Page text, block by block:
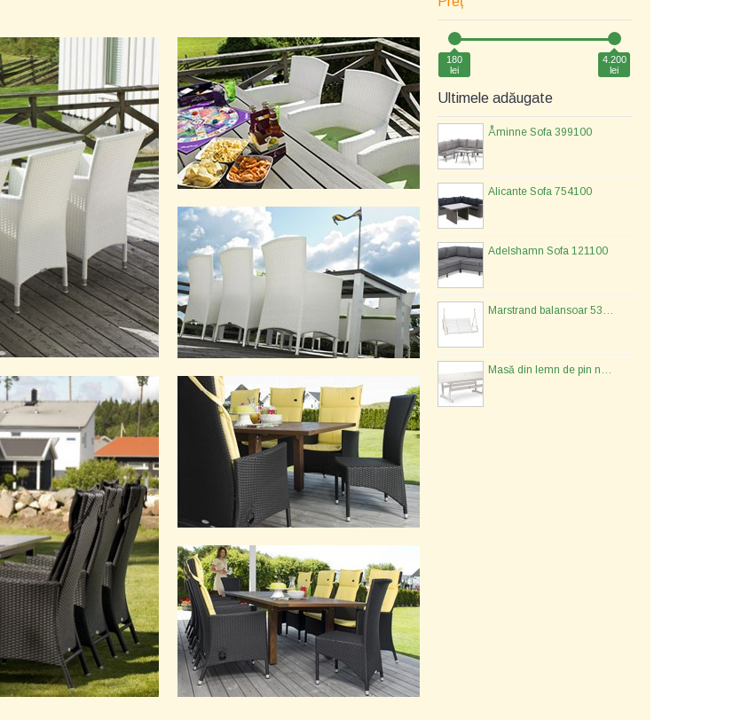
180
lei
4.200
lei
Ultimele adăugate
Åminne Sofa 399100
Alicante Sofa 754100
Adelshamn Sofa 121100
Marstrand balansoar 533477
Masă din lemn de pin nordic - 134577